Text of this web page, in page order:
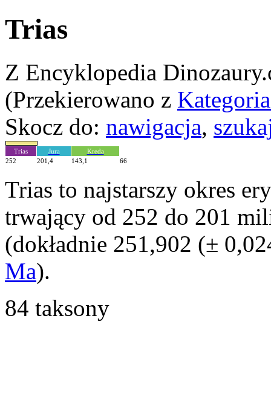
Trias
Z Encyklopedia
(Przekierowano z
Skocz do: nawigacja,
Trias
252
Jura
201,4
Kreda
143,1
66
Trias to najstarszy okres
trwający od 252 do 201
(dokładnie 251,902 (±
Ma).
84 taksony